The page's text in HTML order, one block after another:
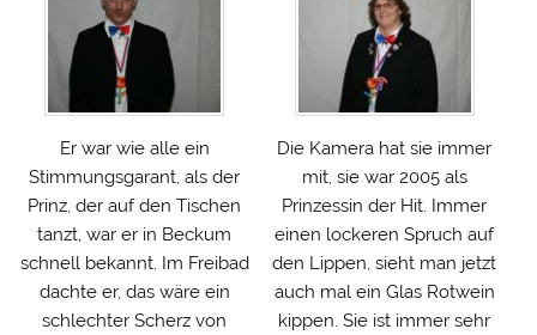
Er war wie alle ein
Stimmungsgarant, als der
Prinz, der auf den Tischen
tanzt, war er in Beckum
schnell bekannt. Im Freibad
dachte er, das wäre ein
schlechter Scherz von
Die Kamera hat sie immer
mit, sie war 2005 als
Prinzessin der Hit. Immer
einen lockeren Spruch auf
den Lippen, sieht man jetzt
auch mal ein Glas Rotwein
kippen. Sie ist immer sehr